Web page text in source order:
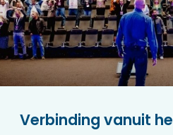
Verbinding vanuit